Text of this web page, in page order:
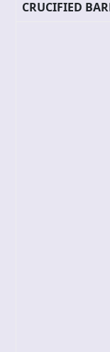
CRUCIFIED